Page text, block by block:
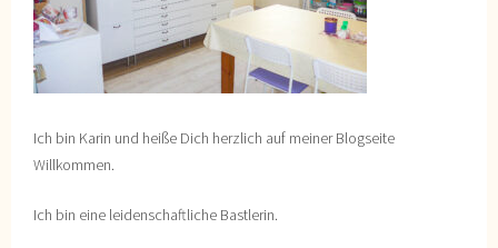
Ich bin Karin und heiße Dich herzlich auf meiner Blogseite
Willkommen.
Ich bin eine leidenschaftliche Bastlerin.